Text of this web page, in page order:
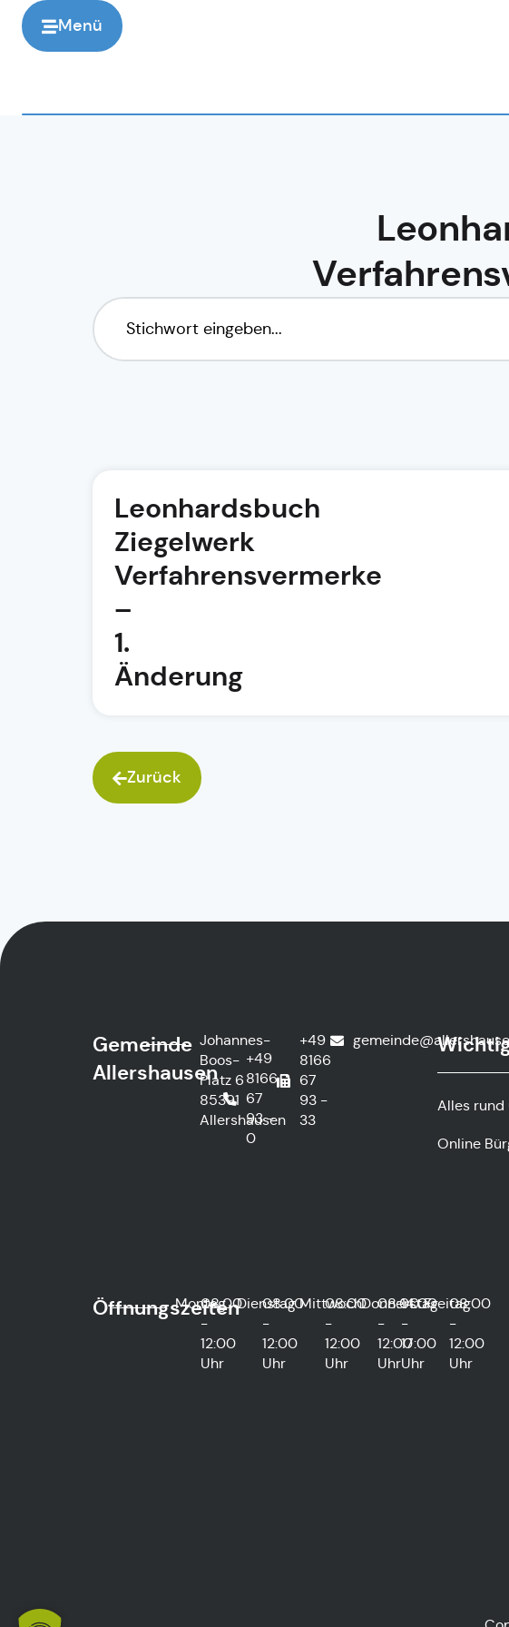
Menü
Leonhardsbuch
Ziegelwerk
Verfahrensvermerke
–
1.
Änderung
Zurück
Gemeinde
Allershausen
Johannes-
Boos-
Platz 6
85391
Allershausen
+49
8166
67
93 -
0
+49
8166
67
93 -
33
Alles rund
Online
Öffnungszeiten
Montag
08:00
-
12:00
Uhr
Dienstag
08:00
-
12:00
Uhr
Mittwoch
08:00
-
12:00
Uhr
Donnerstag
08:00
-
12:00
Uhr
14:00
-
17:00
Uhr
Freitag08:00
-
12:00
Uhr